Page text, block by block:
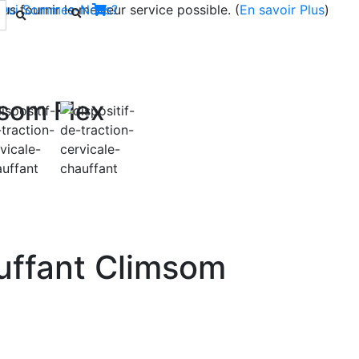
fournir le meilleur service possible. (En savoir Plus)
Qui Sommes-Nous?
Flex
Climsom